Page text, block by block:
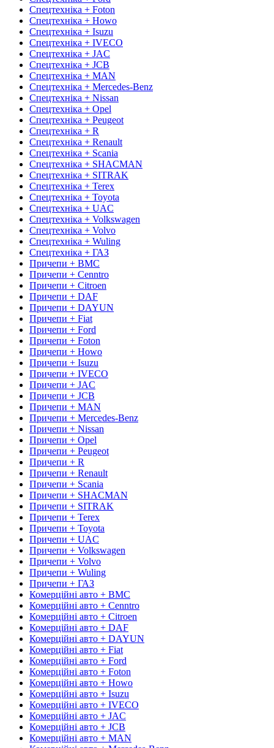
Спецтехніка + Foton
Спецтехніка + Howo
Спецтехніка + Isuzu
Спецтехніка + IVECO
Спецтехніка + JAC
Спецтехніка + JCB
Спецтехніка + MAN
Спецтехніка + Mercedes-Benz
Спецтехніка + Nissan
Спецтехніка + Opel
Спецтехніка + Peugeot
Спецтехніка + R
Спецтехніка + Renault
Спецтехніка + Scania
Спецтехніка + SHACMAN
Спецтехніка + SITRAK
Спецтехніка + Terex
Спецтехніка + Toyota
Спецтехніка + UAC
Спецтехніка + Volkswagen
Спецтехніка + Volvo
Спецтехніка + Wuling
Спецтехніка + ГАЗ
Причепи + BMC
Причепи + Cenntro
Причепи + Citroen
Причепи + DAF
Причепи + DAYUN
Причепи + Fiat
Причепи + Ford
Причепи + Foton
Причепи + Howo
Причепи + Isuzu
Причепи + IVECO
Причепи + JAC
Причепи + JCB
Причепи + MAN
Причепи + Mercedes-Benz
Причепи + Nissan
Причепи + Opel
Причепи + Peugeot
Причепи + R
Причепи + Renault
Причепи + Scania
Причепи + SHACMAN
Причепи + SITRAK
Причепи + Terex
Причепи + Toyota
Причепи + UAC
Причепи + Volkswagen
Причепи + Volvo
Причепи + Wuling
Причепи + ГАЗ
Комерційні авто + BMC
Комерційні авто + Cenntro
Комерційні авто + Citroen
Комерційні авто + DAF
Комерційні авто + DAYUN
Комерційні авто + Fiat
Комерційні авто + Ford
Комерційні авто + Foton
Комерційні авто + Howo
Комерційні авто + Isuzu
Комерційні авто + IVECO
Комерційні авто + JAC
Комерційні авто + JCB
Комерційні авто + MAN